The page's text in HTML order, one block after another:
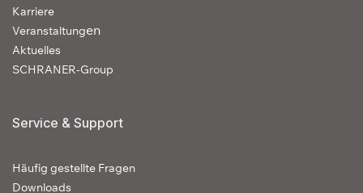
Karriere
Veranstaltungen
Aktuelles
SCHRANER-Group
Service & Support
Häufig gestellte Fragen
Downloads